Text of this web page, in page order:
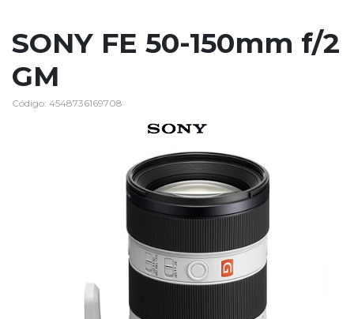
SONY FE 50-150mm f/2
GM
Código: 4548736169708